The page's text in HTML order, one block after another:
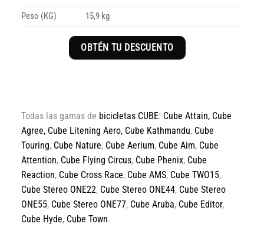
Peso (KG)
15,9 kg
OBTÉN TU DESCUENTO
Todas las gamas de bicicletas CUBE: Cube Attain, Cube
Agree, Cube Litening Aero, Cube Kathmandu, Cube
Touring, Cube Nature, Cube Aerium, Cube Aim, Cube
Attention, Cube Flying Circus, Cube Phenix, Cube
Reaction, Cube Cross Race, Cube AMS, Cube TWO15,
Cube Stereo ONE22, Cube Stereo ONE44, Cube Stereo
ONE55, Cube Stereo ONE77, Cube Aruba, Cube Editor,
Cube Hyde, Cube Town.